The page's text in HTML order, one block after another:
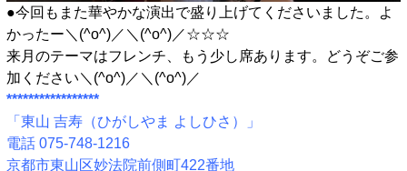
●今回もまた華やかな演出で盛り上げてくださいました。よ
かったー＼(^o^)／＼(^o^)／☆☆☆
来月のテーマはフレンチ、もう少し席あります。どうぞご参
加ください＼(^o^)／＼(^o^)／
*****************
「東山 吉寿（ひがしやま よしひさ）」
電話 075-748-1216
京都市東山区妙法院前側町422番地